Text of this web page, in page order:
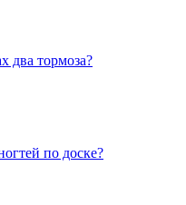
два тормоза?
по доске?